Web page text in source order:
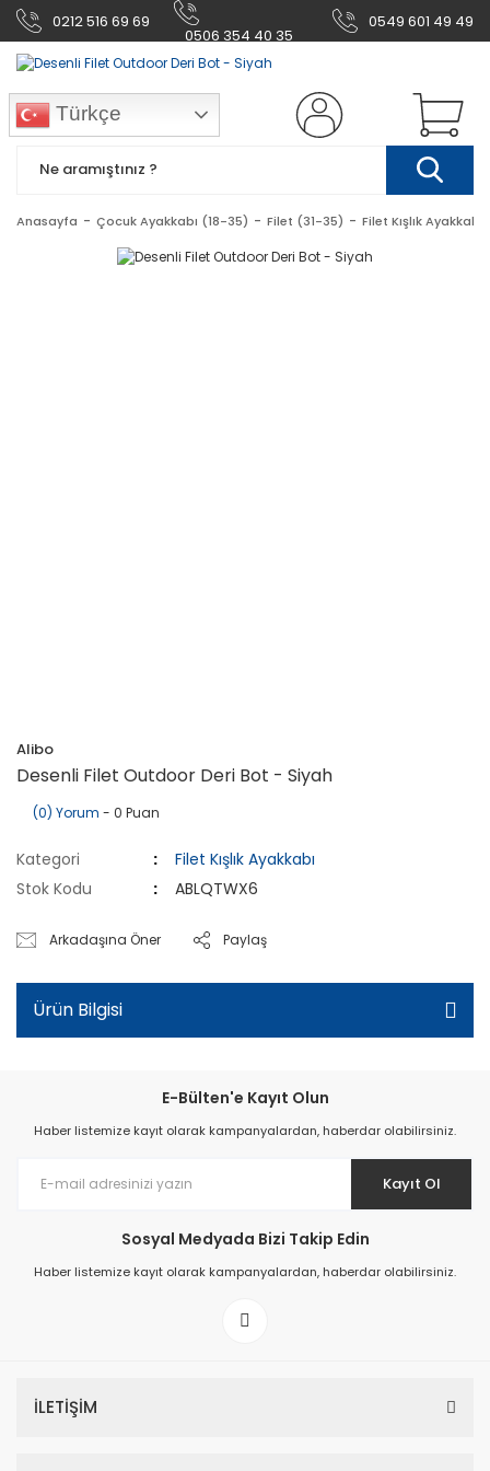
0212 516 69 69
0506 354 40 35
0549 601 49 49
Türkçe
Anasayfa Çocuk Ayakkabı (18-35) Filet (31-35) Filet Kışlık Ayakkabı
Alibo
Desenli Filet Outdoor Deri Bot - Siyah
(0) Yorum - 0 Puan
Kategori
Filet Kışlık Ayakkabı
Stok Kodu
ABLQTWX6
Arkadaşına Öner Paylaş
Ürün Bilgisi
E-Bülten'e Kayıt Olun
Haber listemize kayıt olarak kampanyalardan, haberdar olabilirsiniz.
Kayıt Ol
Sosyal Medyada Bizi Takip Edin
Haber listemize kayıt olarak kampanyalardan, haberdar olabilirsiniz.
İLETİŞİM